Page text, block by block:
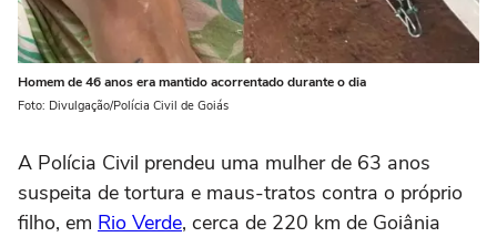
Homem de 46 anos era mantido acorrentado durante o dia
Foto: Divulgação/Polícia Civil de Goiás
A Polícia Civil prendeu uma mulher de 63 anos
suspeita de tortura e maus-tratos contra o próprio
filho, em Rio Verde, cerca de 220 km de Goiânia